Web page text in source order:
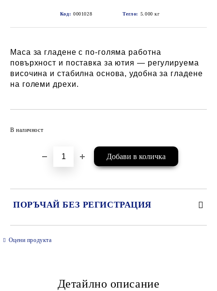
Код: 0001028 Тегло: 5.000 кг
Маса за гладене с по-голяма работна
повърхност и поставка за ютия — регулируема
височина и стабилна основа, удобна за гладене
на големи дрехи.
В наличност
ПОРЪЧАЙ БЕЗ РЕГИСТРАЦИЯ
Ние ще се свържем с вас в рамките на работния ден.
Оцени продукта
Детайлно описание